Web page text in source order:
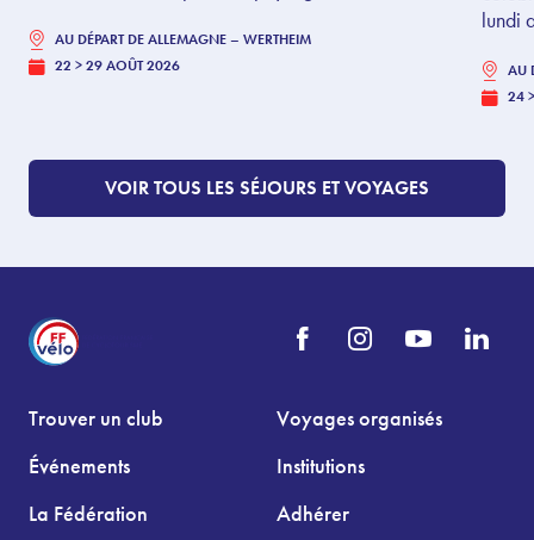
AU DÉPART DEALLEMAGNE – WERTHEIM
22 > 29 AOÛT 2026
lundi
AU
24
VOIR TOUS LES SÉJOURS ET VOYAGES
Trouver un club
Voyages organisés
Événements
Institutions
La Fédération
Adhérer